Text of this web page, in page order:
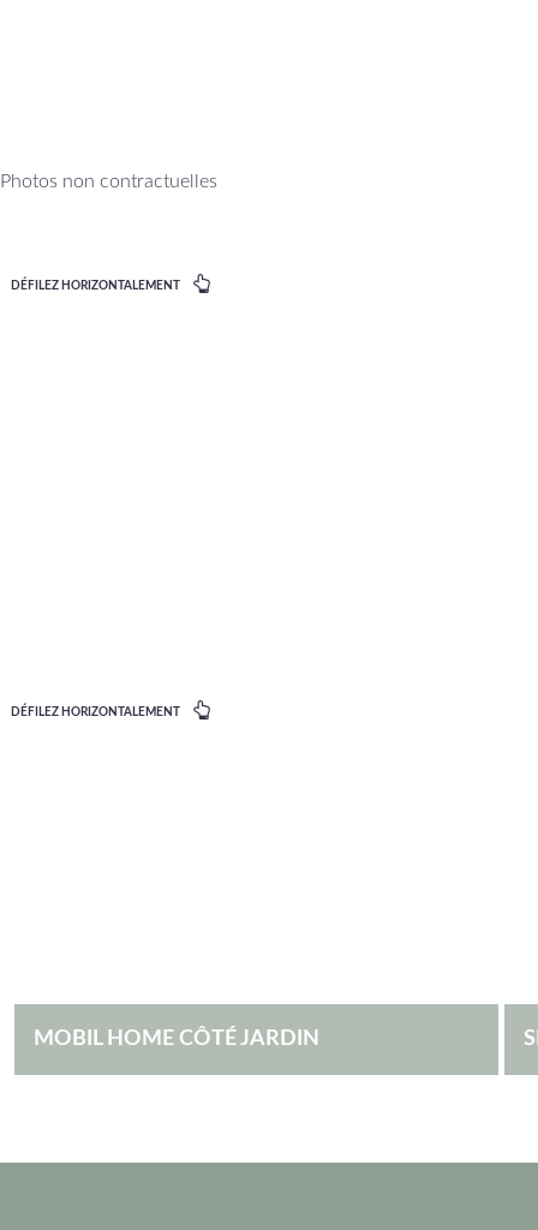
Photos non contractuelles
DÉFILEZ HORIZONTALEMENT
DÉFILEZ HORIZONTALEMENT
MOBIL HOME CÔTÉ JARDIN